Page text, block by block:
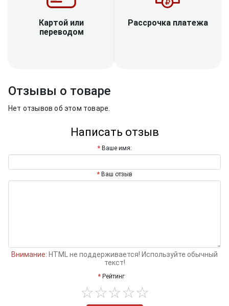
Картой или
переводом
Рассрочка платежа
Отзывы о товаре
Нет отзывов об этом товаре.
Написать отзыв
Ваше имя:
Ваш отзыв
Внимание: HTML не поддерживается! Используйте обычный
текст!
Рейтинг